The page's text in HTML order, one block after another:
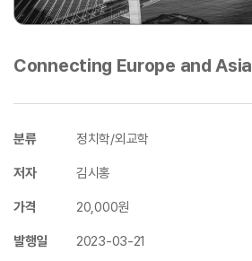
Connecting Europe and Asia
분류 정치학/외교학
저자 김시홍
가격 20,000원
발행일 2023-03-21